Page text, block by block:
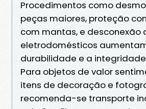
Procedimentos como
peças maiores, proteção
com mantas, e
eletrodomésticos
durabilidade e a
Para objetos de valor
itens de decoração e
recomenda-se transporte